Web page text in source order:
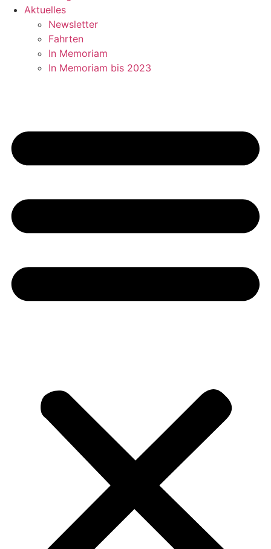
Aktuelles
Newsletter
Fahrten
In Memoriam
In Memoriam bis 2023